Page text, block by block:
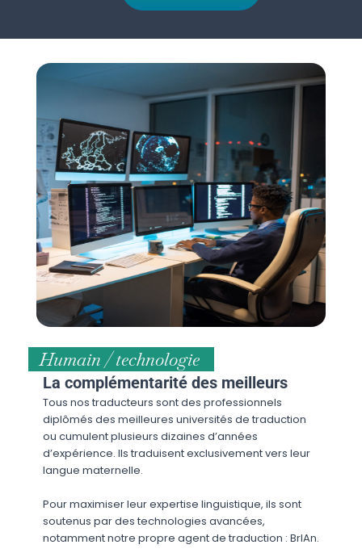
Humain / technologie
La complémentarité des meilleurs
Tous nos traducteurs sont des professionnels
diplômés des meilleures universités de traduction
ou cumulent plusieurs dizaines d’années
d’expérience. Ils traduisent exclusivement vers leur
langue maternelle.
Pour maximiser leur expertise linguistique, ils sont
soutenus par des technologies avancées,
notamment notre propre agent de traduction : BrIAn.